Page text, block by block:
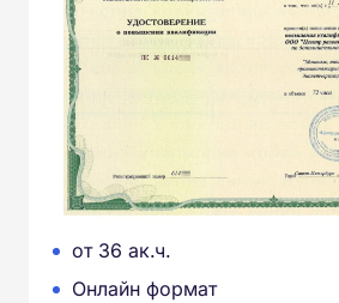
от 36 ак.ч.
Онлайн формат